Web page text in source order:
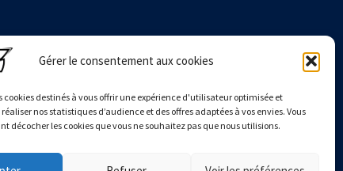
Gérer le consentement aux cookies
cookies destinés à vous offrir une expérience d'utilisateur optimisée et
nos statistiques d’audience et des offres adaptées à vos envies. Vous
décocher les cookies que vous ne souhaitez pas que nous utilisions.